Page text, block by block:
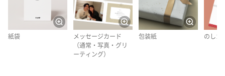
紙袋
メッセージカード
（通常・写真・グリ
ーティング）
包装紙 のしカ